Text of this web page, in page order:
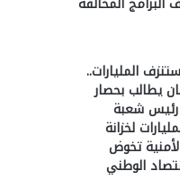
المليارات..
يطالب بحصار
شعبة
لخزانة
تخوض
الوطني